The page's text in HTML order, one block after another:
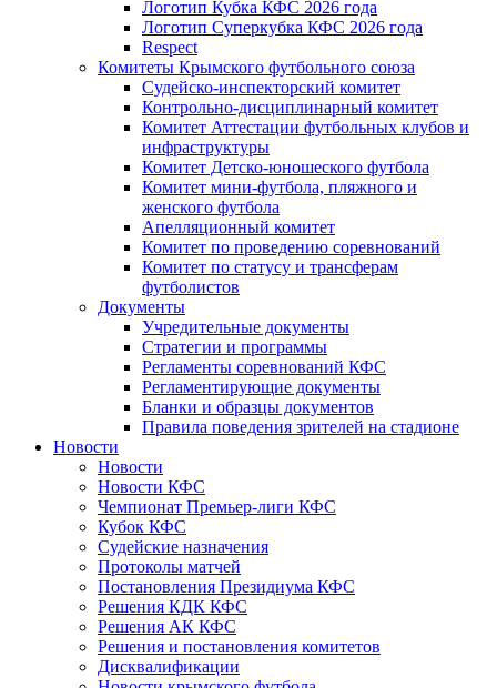
Логотип Кубка КФС 2026 года
Логотип Суперкубка КФС 2026 года
Respect
Комитеты Крымского футбольного союза
Судейско-инспекторский комитет
Контрольно-дисциплинарный комитет
Комитет Аттестации футбольных клубов и
инфраструктуры
Комитет Детско-юношеского футбола
Комитет мини-футбола, пляжного и
женского футбола
Апелляционный комитет
Комитет по проведению соревнований
Комитет по статусу и трансферам
футболистов
Документы
Учредительные документы
Стратегии и программы
Регламенты соревнований КФС
Регламентирующие документы
Бланки и образцы документов
Правила поведения зрителей на стадионе
Новости
Новости
Новости КФС
Чемпионат Премьер-лиги КФС
Кубок КФС
Судейские назначения
Протоколы матчей
Постановления Президиума КФС
Решения КДК КФС
Решения АК КФС
Решения и постановления комитетов
Дисквалификации